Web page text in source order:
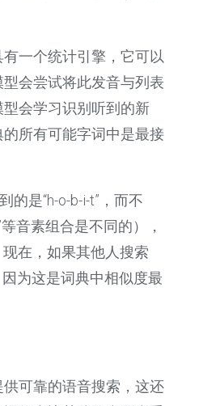
一个统计引擎，它可以
会尝试将此发音与列表
会学习识别听到的新
所有可能字词中是最接
的是“h-o-b-i-t”，而不
音素组合是不同的），
在，如果其他人搜索
为这是词典中相似度最
可靠的语音搜索，这还